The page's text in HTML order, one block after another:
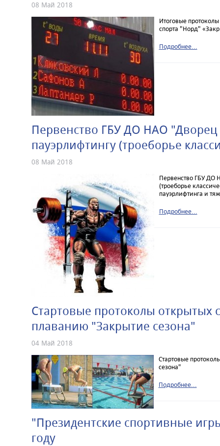
08 Май 2018
Итоговые
спорта "Норд"
Подробнее...
Первенство ГБУ ДО НАО "Дворец
пауэрлифтингу (троеборье
08 Май 2018
Первенство ГБУ ДО
(троеборье
пауэрлифтинга и
Подробнее...
Стартовые протоколы открытых
плаванию "Закрытие сезона"
04 Май 2018
Стартовые
сезона"
Подробнее...
"Президентские спортивные
году